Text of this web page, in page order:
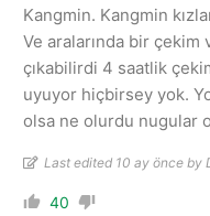
Kangmin. Kangmin
Ve aralarında bir
çıkabilirdi 4 saatlik
uyuyor hiçbirsey yok.
olsa ne olurdu nugular
Last edited 10 ay önce by
40